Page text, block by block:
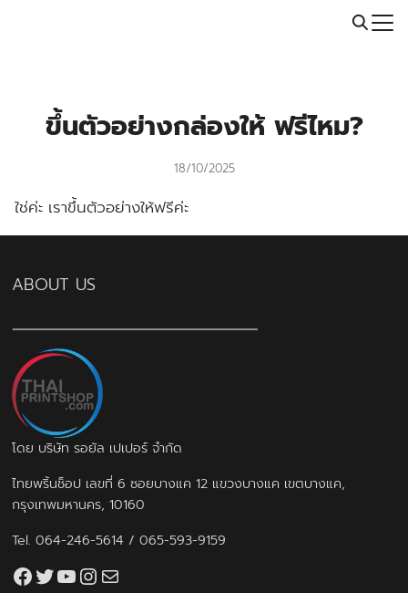
Call: 064-246-5614 | Line: @thaiprintshop
ขึ้นตัวอย่างกล่องให้ ฟรีไหม?
18/10/2025
ใช่ค่ะ เราขึ้นตัวอย่างให้ฟรีค่ะ
ABOUT US
โดย บริษัท รอยัล เปเปอร์ จำกัด
ไทยพริ้นช็อป เลขที่ 6 ซอยบางแค 12 แขวงบางแค เขตบางแค,
กรุงเทพมหานคร, 10160
Tel.064-246-5614 /065-593-9159
Facebook
Twitter
YouTube
Instagram
thaiprintshop.aw@gmail.com